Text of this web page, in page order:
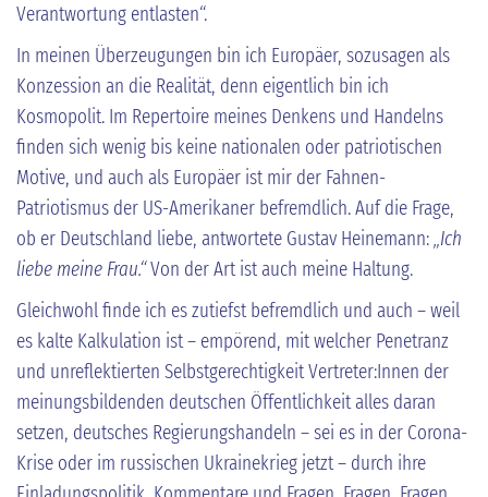
Verantwortung entlasten“.
In meinen Überzeugungen bin ich Europäer, sozusagen als
Konzession an die Realität, denn eigentlich bin ich
Kosmopolit. Im Repertoire meines Denkens und Handelns
finden sich wenig bis keine nationalen oder patriotischen
Motive, und auch als Europäer ist mir der Fahnen-
Patriotismus der US-Amerikaner befremdlich. Auf die Frage,
ob er Deutschland liebe, antwortete Gustav Heinemann:„Ich
liebe meine Frau.“Von der Art ist auch meine Haltung.
Gleichwohl finde ich es zutiefst befremdlich und auch – weil
es kalte Kalkulation ist – empörend, mit welcher Penetranz
und unreflektierten Selbstgerechtigkeit Vertreter:Innen der
meinungsbildenden deutschen Öffentlichkeit alles daran
setzen, deutsches Regierungshandeln – sei es in der Corona-
Krise oder im russischen Ukrainekrieg jetzt – durch ihre